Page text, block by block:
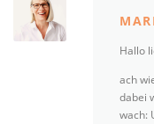
Hallo
ach
dabei
wach: